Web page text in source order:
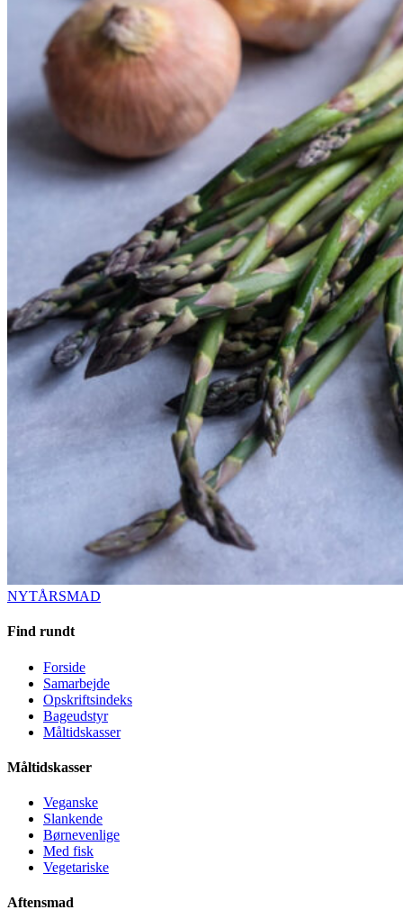
NYTÅRSMAD
Find rundt
Forside
Samarbejde
Opskriftsindeks
Bageudstyr
Måltidskasser
Måltidskasser
Veganske
Slankende
Børnevenlige
Med fisk
Vegetariske
Aftensmad